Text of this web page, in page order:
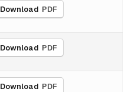
Download PDF
Download PDF
Download PDF